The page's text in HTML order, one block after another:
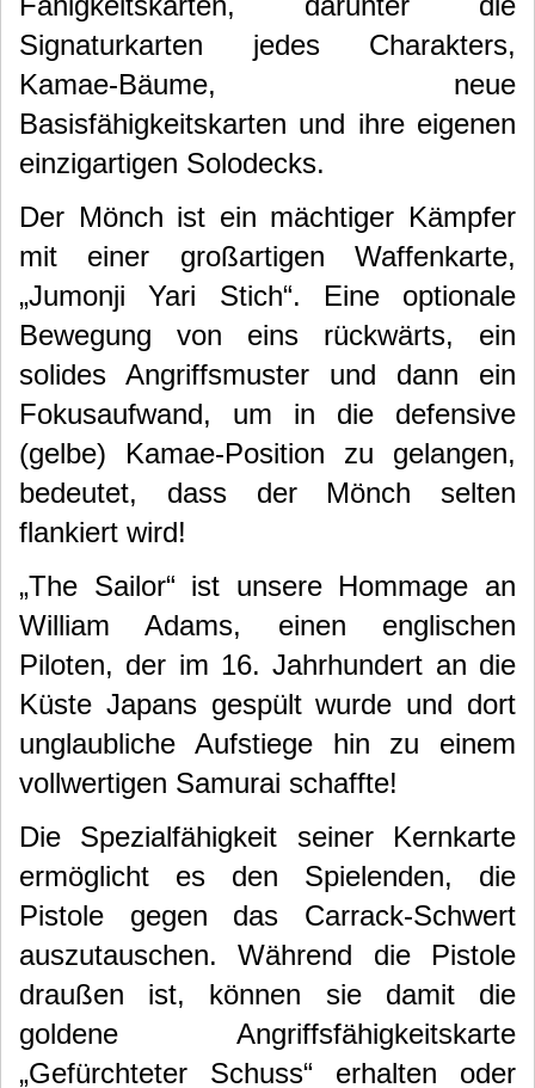
Signaturkarten jedes Charakters,
Kamae-Bäume, neue
Basisfähigkeitskarten und ihre eigenen
einzigartigen Solodecks.
Der Mönch ist ein mächtiger Kämpfer
mit einer großartigen Waffenkarte,
„Jumonji Yari Stich“. Eine optionale
Bewegung von eins rückwärts, ein
solides Angriffsmuster und dann ein
Fokusaufwand, um in die defensive
(gelbe) Kamae-Position zu gelangen,
bedeutet, dass der Mönch selten
flankiert wird!
„The Sailor“ ist unsere Hommage an
William Adams, einen englischen
Piloten, der im 16. Jahrhundert an die
Küste Japans gespült wurde und dort
unglaubliche Aufstiege hin zu einem
vollwertigen Samurai schaffte!
Die Spezialfähigkeit seiner Kernkarte
ermöglicht es den Spielenden, die
Pistole gegen das Carrack-Schwert
auszutauschen. Während die Pistole
draußen ist, können sie damit die
goldene Angriffsfähigkeitskarte
„Gefürchteter Schuss“ erhalten oder